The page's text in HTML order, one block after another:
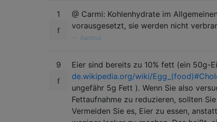
1
@ Carmi: Kohlenhydrate im
vorausgesetzt, sie werden nicht
Aaronut
9
Eier sind bereits zu 10% fett (ein 50g-
de.wikipedia.org/wiki/
ungefähr 5g Fett ). Wenn Sie also
Fettaufnahme zu reduzieren, sollten
Vermeiden Sie es, Eier zu essen,